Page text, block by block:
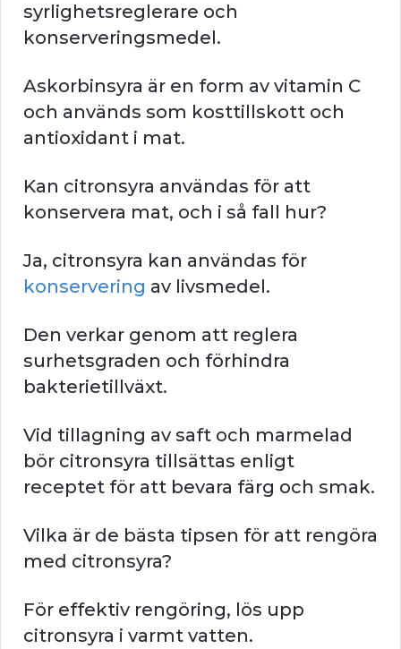
syrlighetsreglerare och
konserveringsmedel.
Askorbinsyra är en form av vitamin C
och används som kosttillskott och
antioxidant i mat.
Kan citronsyra användas för att
konservera mat, och i så fall hur?
Ja, citronsyra kan användas för
konservering av livsmedel.
Den verkar genom att reglera
surhetsgraden och förhindra
bakterietillväxt.
Vid tillagning av saft och marmelad
bör citronsyra tillsättas enligt
receptet för att bevara färg och smak.
Vilka är de bästa tipsen för att rengöra
med citronsyra?
För effektiv rengöring, lös upp
citronsyra i varmt vatten.